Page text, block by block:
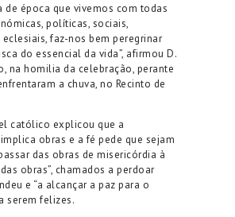
de época que vivemos com todas
políticas, sociais,
faz-nos bem peregrinar
do essencial da vida”, afirmou D.
na homilia da celebração, perante
a chuva, no Recinto de
católico explicou que a
obras e a fé pede que sejam
das obras de misericórdia à
obras”, chamados a perdoar
e “a alcançar a paz para o
serem felizes.